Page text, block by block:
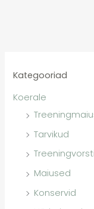
Kategooriad
Koerale
Tarvikud
Maiused
Konservid